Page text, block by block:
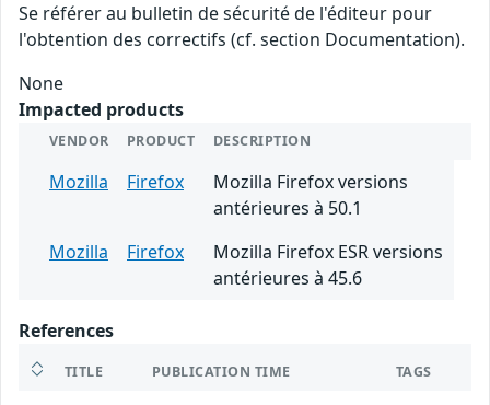
Se référer au bulletin de sécurité de l'éditeur pour
l'obtention des correctifs (cf. section Documentation).
None
Impacted products
VENDOR PRODUCT DESCRIPTION
Mozilla Firefox
Mozilla Firefox versions
antérieures à 50.1
Mozilla
Firefox
Mozilla Firefox ESR versions
antérieures à 45.6
References
TITLE PUBLICATION TIME TAGS